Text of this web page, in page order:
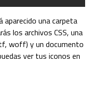
aparecido una carpeta
los archivos CSS, una
woff) y un documento
ver tus iconos en